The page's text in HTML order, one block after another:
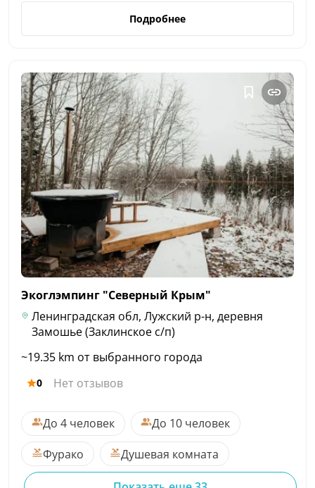
Подробнее
Экоглэмпинг "Северный Крым"
Ленинградская обл, Лужский р-н, деревня
Замошье (Заклинское с/п)
~19.35 km от выбранного города
0 Нет отзывов
До 4 человек
До 10 человек
Фурако
Душевая комната